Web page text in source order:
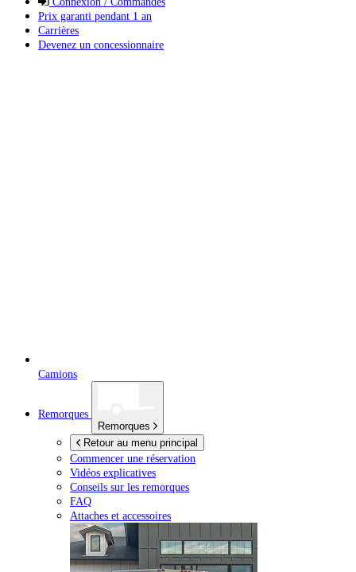
Prix garanti pendant 1 an
Carrières
Devenez un concessionnaire
Camions
Remorques
Remorques
Retour au menu principal
Commencer une réservation
Vidéos explicatives
Conseils sur les remorques
FAQ
Attaches et accessoires